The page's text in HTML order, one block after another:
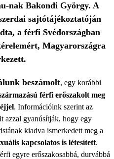
nak Bakondi György. A
sajtótájékoztatóján
a férfi Svédországban
Magyarországra
beszámolt, egy korábbi
férfi erőszakolt meg
. Információink szerint az
azzal gyanúsítják, hogy egy
kiadva ismerkedett meg a
kapcsolatos is létesített.
egyre erőszakosabbá, durvábbá